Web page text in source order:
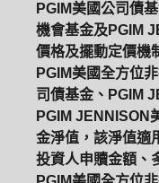
PGIM系列
定期(不)定額
PGIM美國公司債
機會基金及PGIM
價格及擺動定價機
PGIM美國全方位
司債基金、PGIM
PGIM JENNISON
金淨值，該淨值適
投資人申贖金額、